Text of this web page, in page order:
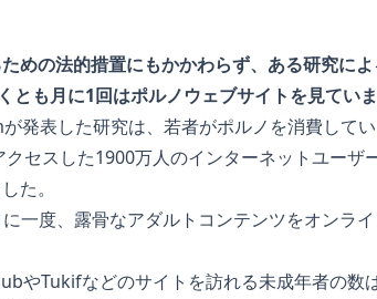
めの法的措置にもかかわらず、ある研究に
も月に1回はポルノウェブサイトを見ていま
発表した研究は、若者がポルノを消費してい
セスした1900万人のインターネットユーザ
た。
一度、露骨なアダルトコンテンツをオンラ
やTukifなどのサイトを訪れる未成年者の数